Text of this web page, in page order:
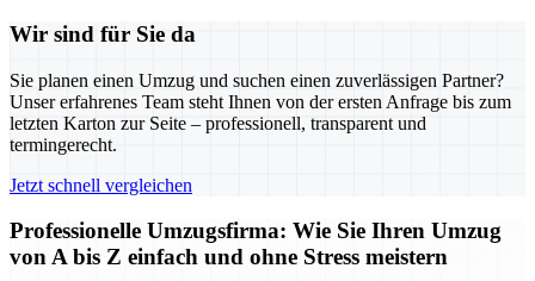
Wir sind für Sie da
Sie planen einen Umzug und suchen einen zuverlässigen Partner?
Unser erfahrenes Team steht Ihnen von der ersten Anfrage bis zum
letzten Karton zur Seite – professionell, transparent und
termingerecht.
Jetzt schnell vergleichen
Professionelle Umzugsfirma: Wie Sie Ihren Umzug
von A bis Z einfach und ohne Stress meistern